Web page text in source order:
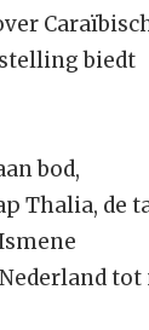
biedt
bod,
Thalia, de
tot